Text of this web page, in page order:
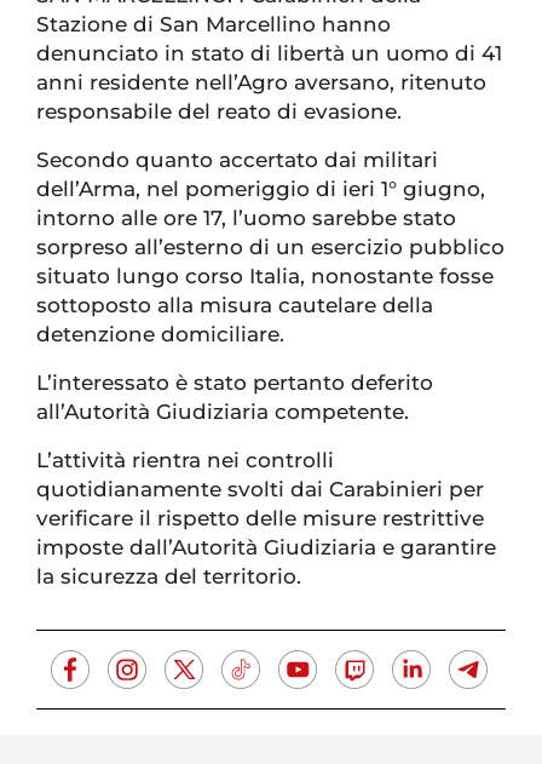
Stazione di San Marcellino hanno
denunciato in stato di libertà un uomo di 41
anni residente nell’Agro aversano, ritenuto
responsabile del reato di evasione.
Secondo quanto accertato dai militari
dell’Arma, nel pomeriggio di ieri 1° giugno,
intorno alle ore 17, l’uomo sarebbe stato
sorpreso all’esterno di un esercizio pubblico
situato lungo corso Italia, nonostante fosse
sottoposto alla misura cautelare della
detenzione domiciliare.
L’interessato è stato pertanto deferito
all’Autorità Giudiziaria competente.
L’attività rientra nei controlli
quotidianamente svolti dai Carabinieri per
verificare il rispetto delle misure restrittive
imposte dall’Autorità Giudiziaria e garantire
la sicurezza del territorio.